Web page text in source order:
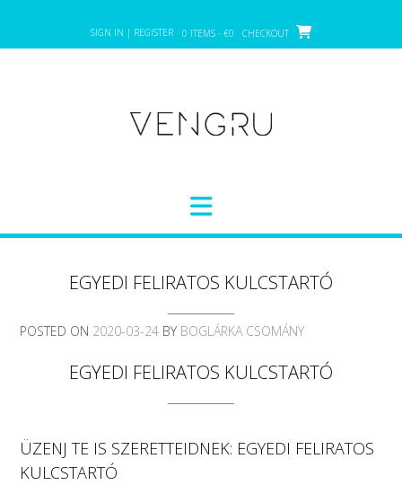
content
SIGN IN | REGISTER 0 ITEMS - €0 CHECKOUT
EGYEDI FELIRATOS KULCSTARTÓ
POSTED ON 2020-03-24 BY BOGLÁRKA CSOMÁNY
EGYEDI FELIRATOS KULCSTARTÓ
ÜZENJ TE IS SZERETTEIDNEK: EGYEDI FELIRATOS
KULCSTARTÓ